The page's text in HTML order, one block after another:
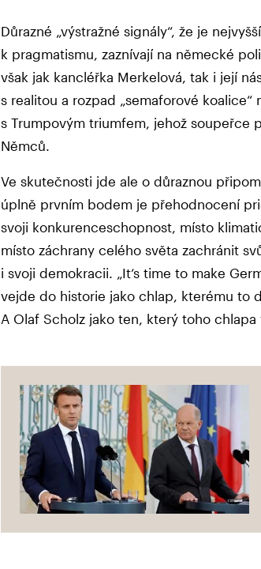
Důrazné „výstražné signály“, že je
k pragmatismu, zaznívají na německé
však jak kancléřka Merkelová, tak i její
s realitou a rozpad „semaforové
s Trumpovým triumfem, jehož soupeřce
Němců.
Ve skutečnosti jde ale o důraznou
úplně prvním bodem je přehodnocení
svoji konkurenceschopnost, místo
místo záchrany celého světa zachránit
i svoji demokracii. „It‘s time to make
vejde do historie jako chlap, kterému to
A Olaf Scholz jako ten, který toho chlapa